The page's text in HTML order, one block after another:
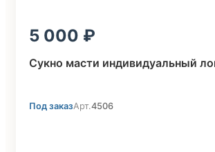
5 000
Сукно масти индивидуальный
Под заказАрт.4506